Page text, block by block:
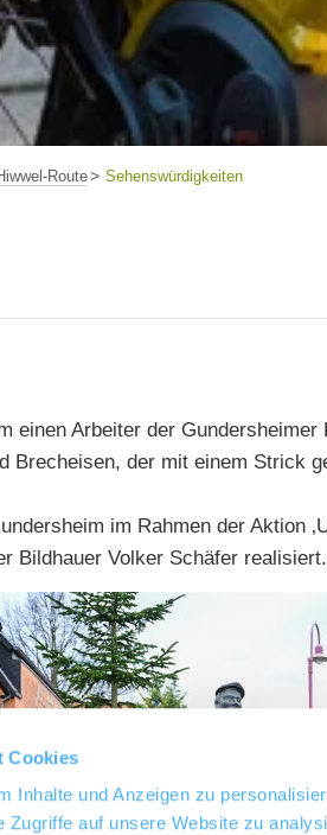
Cookies
Inhalte und Anzeigen zu
Zugriffe auf unsere Website zu
Route Sehenswürdigkeiten
einen Arbeiter der
Brecheisen, der mit einem Strick
im Rahmen der Aktion
Bildhauer Volker Schäfer realisiert.